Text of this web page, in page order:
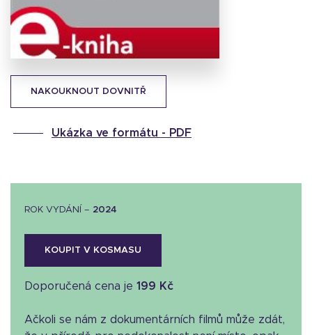
NAKOUKNOUT DOVNITŘ
Ukázka ve formátu - PDF
ROK VYDÁNÍ – 2024
KOUPIT V KOSMASU
Doporučená cena je 199 Kč
Ačkoli se nám z dokumentárních filmů může zdát,